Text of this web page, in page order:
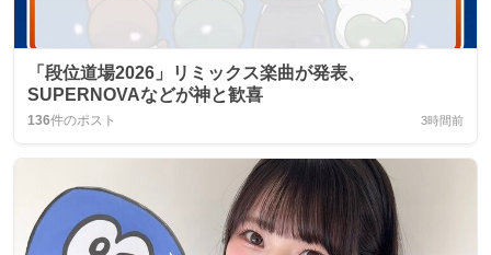
「段位道場2026」リミックス楽曲が発表、
SUPERNOVAなどが神と歓喜
136件のポスト 3時間前